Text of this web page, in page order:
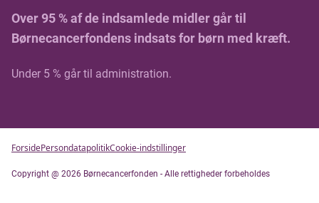
Over 95 % af de indsamlede midler går til
Børnecancerfondens indsats for børn med kræft.
Under 5 % går til administration.
ForsidePersondatapolitikCookie-indstillinger
Copyright @ 2026 Børnecancerfonden - Alle rettigheder forbeholdes